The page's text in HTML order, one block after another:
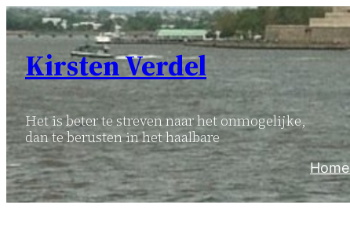
Ga
naar
inhoud
Kirsten Verdel
Het is beter te streven naar het onmogelijke,
dan te berusten in het haalbare
Home